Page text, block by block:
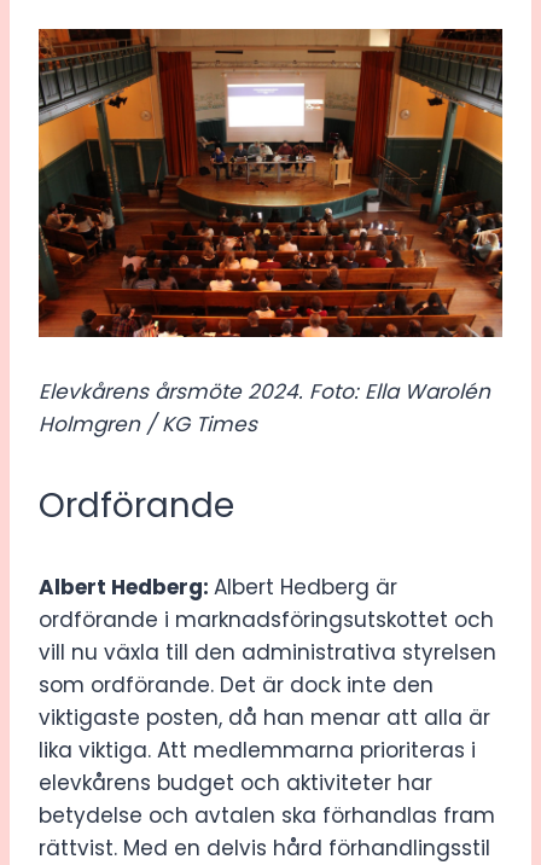
Elevkårens årsmöte 2024. Foto: Ella Warolén
Holmgren / KG Times
Ordförande
Albert Hedberg: Albert Hedberg är
ordförande i marknadsföringsutskottet och
vill nu växla till den administrativa styrelsen
som ordförande. Det är dock inte den
viktigaste posten, då han menar att alla är
lika viktiga. Att medlemmarna prioriteras i
elevkårens budget och aktiviteter har
betydelse och avtalen ska förhandlas fram
rättvist. Med en delvis hård förhandlingsstil